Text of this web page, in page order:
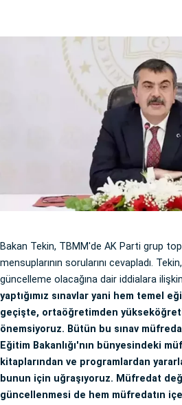
Bakan Tekin, TBMM'de AK Parti grup
mensuplarının sorularını cevapladı.
güncelleme olacağına dair iddialara
yaptığımız sınavlar yani hem temel
geçişte, ortaöğretimden
önemsiyoruz. Bütün bu sınav
Eğitim Bakanlığı'nın bünyesindeki
kitaplarından ve programlardan
bunun için uğraşıyoruz. Müfredat
güncellenmesi de hem müfredatın